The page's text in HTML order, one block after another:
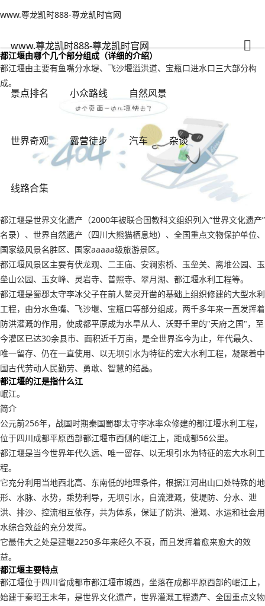
www.尊龙凯时888-尊龙凯时官网
www.尊龙凯时888-尊龙凯时官网
景点排名 小众路线 自然风景
世界奇观 露营徒步 汽车 杂谈
线路合集
www.尊龙凯时888-尊龙凯时官网
都江堰的简介(都江堰是什么)-www.尊龙凯时888
都江堰由哪个几个部分组成（详细的介绍）
都江堰由主要有鱼嘴分水堤、飞沙堰溢洪道、宝瓶口进水口三大部分构
成。
都江堰是世界文化遗产（2000年被联合国教科文组织列入“世界文化遗产”
名录）、世界自然遗产（四川大熊猫栖息地）、全国重点文物保护单位、
国家级风景名胜区、国家aaaaa级旅游景区。
都江堰风景区主要有伏龙观、二王庙、安澜索桥、玉垒关、离堆公园、玉
垒山公园、玉女峰、灵岩寺、普照寺、翠月湖、都江堰水利工程等。
都江堰是蜀郡太守李冰父子在前人鳖灵开凿的基础上组织修建的大型水利
工程，由分水鱼嘴、飞沙堰、宝瓶口等部分组成，两千多年来一直发挥着
防洪灌溉的作用，使成都平原成为水旱从人、沃野千里的"天府之国"，至
今灌区已达30余县市、面积近千万亩，是全世界迄今为止，年代最久、
唯一留存、仍在一直使用、以无坝引水为特征的宏大水利工程，凝聚着中
国古代劳动人民勤劳、勇敢、智慧的结晶。
都江堰的江是指什么江
岷江。
简介
公元前256年，战国时期秦国蜀郡太守李冰率众修建的都江堰水利工程，
位于四川成都平原西部都江堰市西侧的岷江上，距成都56公里。
都江堰是当今世界年代久远、唯一留存、以无坝引水为特征的宏大水利工
程。
它充分利用当地西北高、东南低的地理条件，根据江河出山口处特殊的地
形、水脉、水势，乘势利导，无坝引水，自流灌溉，使堤防、分水、泄
洪、排沙、控流相互依存，共为体系，保证了防洪、灌溉、水运和社会用
水综合效益的充分发挥。
它最伟大之处是建堰2250多年来经久不衰，而且发挥着愈来愈大的效
益。
都江堰主要特点
都江堰位于四川省成都市都江堰市城西，坐落在成都平原西部的岷江上，
始建于秦昭王末年，是世界文化遗产，世界灌溉工程遗产、全国重点文物